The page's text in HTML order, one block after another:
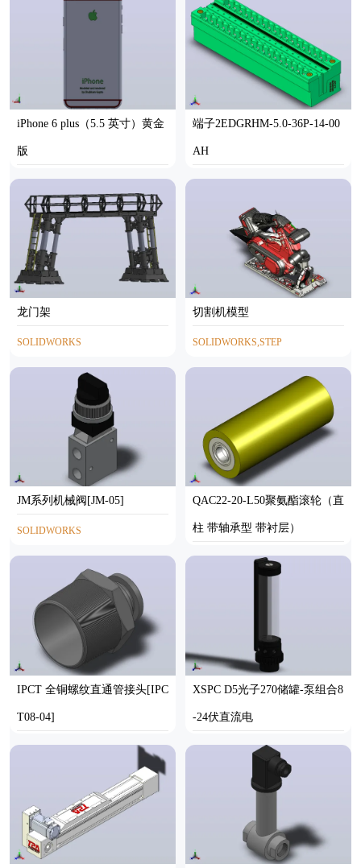
iPhone 6 plus（5.5 英寸）黄金
版
SOLIDWORKS
端子2EDGRHM-5.0-36P-14-00
AH
STEP
龙门架
SOLIDWORKS
切割机模型
SOLIDWORKS,STEP
JM系列机械阀[JM-05]
SOLIDWORKS
QAC22-20-L50聚氨酯滚轮（直
柱 带轴承型 带衬层）
STP
IPCT 全铜螺纹直通管接头[IPC
T08-04]
SOLIDWORKS
XSPC D5光子270储罐-泵组合8
-24伏直流电
SOLIDWORKS,STEP